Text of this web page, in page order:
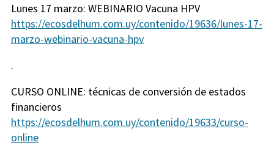
Lunes 17 marzo: WEBINARIO Vacuna HPV
https://ecosdelhum.com.uy/contenido/19636/lunes-17-
marzo-webinario-vacuna-hpv
.
CURSO ONLINE: técnicas de conversión de estados
financieros
https://ecosdelhum.com.uy/contenido/19633/curso-
online